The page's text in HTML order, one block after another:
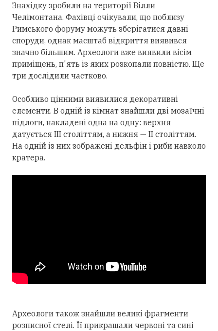
Знахідку зробили на території Вілли
Челімонтана. Фахівці очікували, що поблизу
Римського форуму можуть зберігатися давні
споруди, однак масштаб відкриття виявився
значно більшим. Археологи вже виявили вісім
приміщень, п'ять із яких розкопали повністю. Ще
три дослідили частково.
Особливо цінними виявилися декоративні
елементи. В одній із кімнат знайшли дві мозаїчні
підлоги, накладені одна на одну: верхня
датується III століттям, а нижня — II століттям.
На одній із них зображені дельфін і риби навколо
кратера.
Археологи також знайшли великі фрагменти
розписної стелі. Її прикрашали червоні та сині